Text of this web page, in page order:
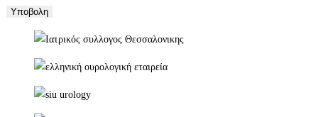
Υποβολη